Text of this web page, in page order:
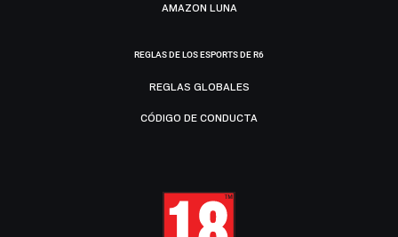
AMAZON LUNA
REGLAS DE LOS ESPORTS DE R6
REGLAS GLOBALES
CÓDIGO DE CONDUCTA